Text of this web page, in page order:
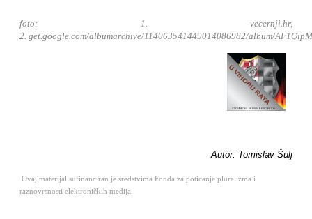
foto: 1. vecernji.hr,
2. get.google.com/albumarchive/114063541449014086982/album/
Autor: Tomislav Šulj
Ovaj materijal sufinanciran je sredstvima Fonda za poticanje pluralizma i
raznovrsnosti elektroničkih medija.